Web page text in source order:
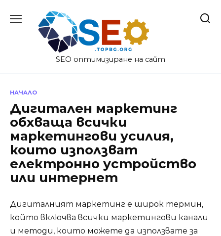
SEO оптимизиране на сайт
НАЧАЛО
Дигитален маркетинг
обхваща всички
маркетингови усилия,
които използват
електронно устройство
или интернет
Дигиталният маркетинг е широк термин,
който включва всички маркетингови канали
и методи, които можете да използвате за